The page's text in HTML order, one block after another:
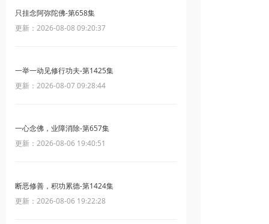
只挂念阿弥陀佛-第658集
更新：2026-08-08 09:20:37
一举一动见修行功夫-第1425集
更新：2026-08-07 09:28:44
一心念佛，业障消除-第657集
更新：2026-08-06 19:40:51
断恶修善，积功累德-第1424集
更新：2026-08-06 19:22:28